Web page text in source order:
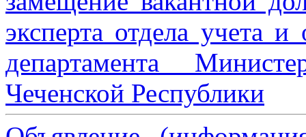
эксперта отдела учета и
департамента
Чеченской Республики